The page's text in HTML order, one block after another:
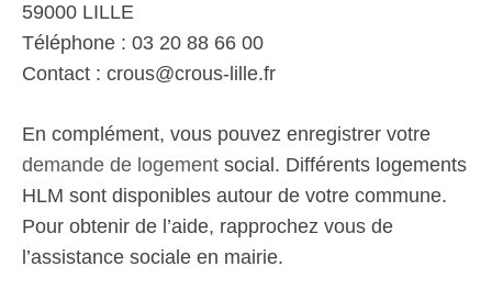
59000 LILLE
Téléphone : 03 20 88 66 00
Contact : crous@crous-lille.fr
En complément, vous pouvez enregistrer votre
demande de logement social. Différents logements
HLM sont disponibles autour de votre commune.
Pour obtenir de l’aide, rapprochez vous de
l’assistance sociale en mairie.